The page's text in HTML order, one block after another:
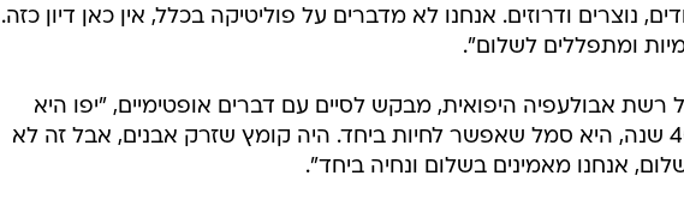
נוצרים ודרוזים. אנחנו לא מדברים על פוליטיקה בכלל, אין כאן דיון כזה.
ומתפללים לשלום".
רשת אבולעפיה היפואית, מבקש לסיים עם דברים אופטימיים, "יפו היא
סמל לדו קיום, כבר 4000 שנה, היא סמל שאפשר לחיות ביחד. היה קומץ שזרק אבנים, אבל זה לא
אנחנו מאמינים בשלום ונחיה ביחד".